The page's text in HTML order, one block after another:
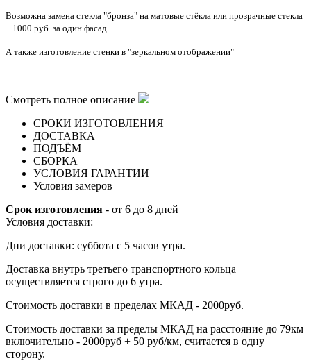
Возможна замена стекла "бронза" на матовые стёкла или прозрачные стекла
+ 1000 руб. за один фасад
А также изготовление стенки в "зеркальном отображении"
Смотреть полное описание
СРОКИ ИЗГОТОВЛЕНИЯ
ДОСТАВКА
ПОДЪЁМ
СБОРКА
УСЛОВИЯ ГАРАНТИИ
Условия замеров
Срок изготовления - от 6 до 8 дней
Условия доставки:
Дни доставки: суббота с 5 часов утра.
Доставка внутрь третьего транспортного кольца
осуществляется строго до 6 утра.
Стоимость доставки в пределах МКАД - 2000руб.
Стоимость доставки за пределы МКАД на расстояние до 79км
включительно - 2000руб + 50 руб/км, считается в одну
сторону.